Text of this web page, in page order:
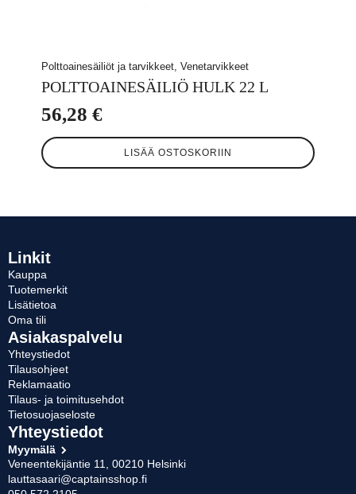
Polttoainesäiliöt ja tarvikkeet, Venetarvikkeet
POLTTOAINESÄILIÖ HULK 22 L
56,28 €
LISÄÄ OSTOSKORIIN
Linkit
Kauppa
Tuotemerkit
Lisätietoa
Oma tili
Asiakaspalvelu
Yhteystiedot
Tilausohjeet
Reklamaatio
Tilaus- ja toimitusehdot
Tietosuojaseloste
Yhteystiedot
Myymälä
Veneentekijäntie 11, 00210 Helsinki
lauttasaari@captainsshop.fi